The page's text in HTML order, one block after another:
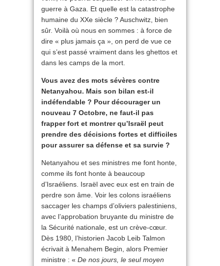
guerre à Gaza. Et quelle est la catastrophe
humaine du XXe siècle ? Auschwitz, bien
sûr. Voilà où nous en sommes : à force de
dire « plus jamais ça », on perd de vue ce
qui s’est passé vraiment dans les ghettos et
dans les camps de la mort.
Vous avez des mots sévères contre
Netanyahou. Mais son bilan est-il
indéfendable ? Pour décourager un
nouveau 7 Octobre, ne faut-il pas
frapper fort et montrer qu’Israël peut
prendre des décisions fortes et difficiles
pour assurer sa défense et sa survie ?
Netanyahou et ses ministres me font honte,
comme ils font honte à beaucoup
d’Israéliens. Israël avec eux est en train de
perdre son âme. Voir les colons israéliens
saccager les champs d’oliviers palestiniens,
avec l’approbation bru­yante du ministre de
la Sécurité nationale, est un crève-cœur.
Dès 1980, l’historien Jacob Leib Talmon
écrivait à Menahem Begin, alors Premier
ministre : « De nos jours, le seul moyen